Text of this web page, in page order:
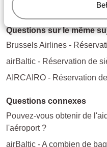
Questions sur le même
Brussels Airlines -
airBaltic - Réservation de
AIRCAIRO - Réservation
Questions connexes
Pouvez-vous obtenir de
l'aéroport ?
airBaltic - A combien de